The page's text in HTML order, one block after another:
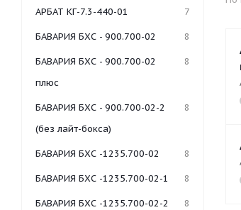
АРБАТ КГ-7.3-440-01 7
БАВАРИЯ БХС - 900.700-02 8
БАВАРИЯ БХС - 900.700-02
плюс
8
БАВАРИЯ БХС - 900.700-02-2
(без лайт-бокса)
8
БАВАРИЯ БХС -1235.700-02 8
БАВАРИЯ БХС -1235.700-02-1 8
БАВАРИЯ БХС -1235.700-02-2
8